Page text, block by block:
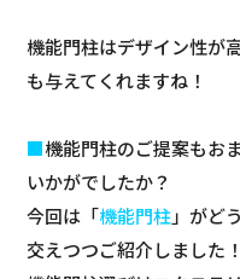
機能門柱はデザイン性が
も与えてくれますね！
■機能門柱のご提案もお
いかがでしたか？
今回は「機能門柱」がど
交えつつご紹介しました！